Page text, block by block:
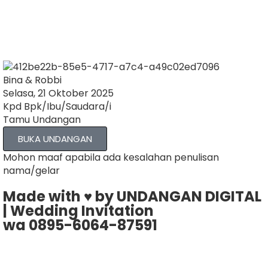
Bina & Robbi
Selasa, 21 Oktober 2025
Kpd Bpk/Ibu/Saudara/i
Tamu Undangan
BUKA UNDANGAN
Mohon maaf apabila ada kesalahan penulisan
nama/gelar
Made with ♥ by UNDANGAN DIGITAL
| Wedding Invitation
wa 0895-6064-87591